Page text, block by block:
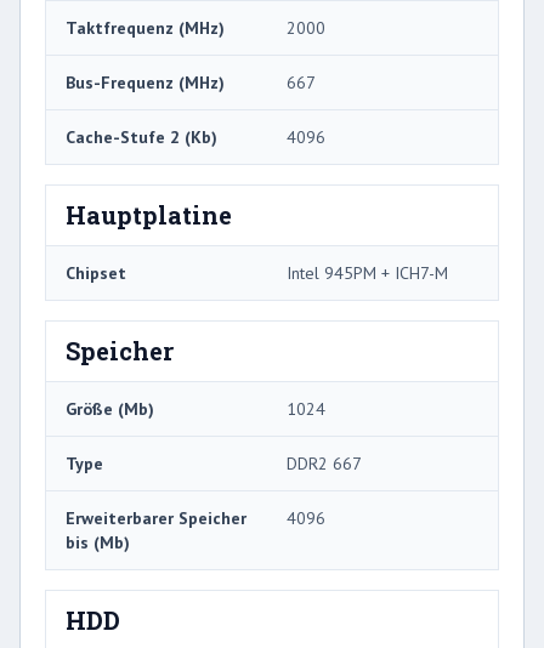
Taktfrequenz (MHz) 2000
Bus-Frequenz (MHz) 667
Cache-Stufe 2 (Kb) 4096
Hauptplatine
Chipset Intel 945PM + ICH7-M
Speicher
Größe (Mb) 1024
Type DDR2 667
Erweiterbarer Speicher
bis (Mb)
4096
HDD